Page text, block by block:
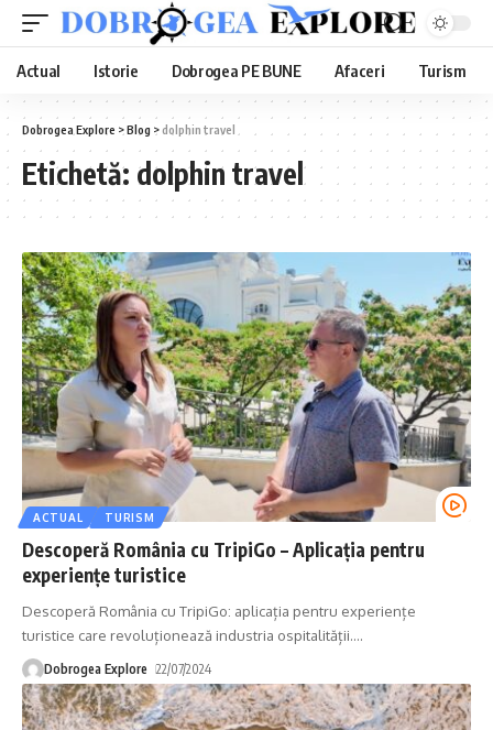
Actual Istorie Dobrogea PE BUNE Afaceri Turism
Dobrogea Explore >Blog >dolphin travel
Etichetă: dolphin travel
ACTUAL TURISM
Descoperă România cu TripiGo – Aplicația pentru
experiențe turistice
Descoperă România cu TripiGo: aplicația pentru experiențe
turistice care revoluționează industria ospitalității.…
Dobrogea Explore 22/07/2024